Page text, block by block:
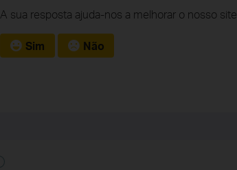
A sua resposta ajuda-nos a melhorar o nosso site.
Sim Não